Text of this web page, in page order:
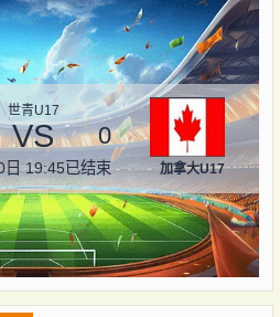
世青U17
VS 0
日 19:45已结束 加拿大U17